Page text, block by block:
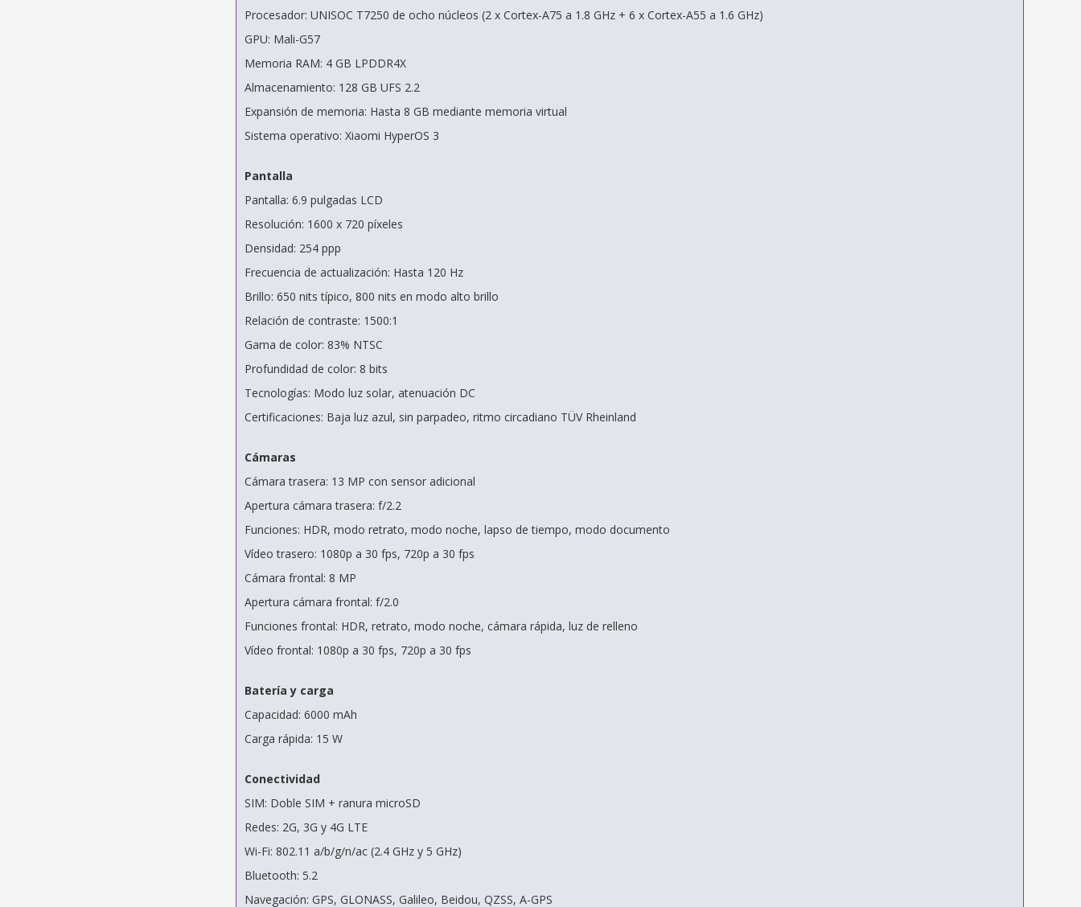
Procesador: UNISOC T7250 de ocho núcleos (2 x Cortex-A75 a 1.8 GHz + 6 x Cortex-A55 a 1.6 GHz)
GPU: Mali-G57
Memoria RAM: 4 GB LPDDR4X
Almacenamiento: 128 GB UFS 2.2
Expansión de memoria: Hasta 8 GB mediante memoria virtual
Sistema operativo: Xiaomi HyperOS 3
Pantalla
Pantalla: 6.9 pulgadas LCD
Resolución: 1600 x 720 píxeles
Densidad: 254 ppp
Frecuencia de actualización: Hasta 120 Hz
Brillo: 650 nits típico, 800 nits en modo alto brillo
Relación de contraste: 1500:1
Gama de color: 83% NTSC
Profundidad de color: 8 bits
Tecnologías: Modo luz solar, atenuación DC
Certificaciones: Baja luz azul, sin parpadeo, ritmo circadiano TÜV Rheinland
Cámaras
Cámara trasera: 13 MP con sensor adicional
Apertura cámara trasera: f/2.2
Funciones: HDR, modo retrato, modo noche, lapso de tiempo, modo documento
Vídeo trasero: 1080p a 30 fps, 720p a 30 fps
Cámara frontal: 8 MP
Apertura cámara frontal: f/2.0
Funciones frontal: HDR, retrato, modo noche, cámara rápida, luz de relleno
Vídeo frontal: 1080p a 30 fps, 720p a 30 fps
Batería y carga
Capacidad: 6000 mAh
Carga rápida: 15 W
Conectividad
SIM: Doble SIM + ranura microSD
Redes: 2G, 3G y 4G LTE
Wi-Fi: 802.11 a/b/g/n/ac (2.4 GHz y 5 GHz)
Bluetooth: 5.2
Navegación: GPS, GLONASS, Galileo, Beidou, QZSS, A-GPS